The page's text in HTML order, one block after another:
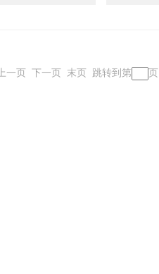
一页 下一页 末页 跳转到第 页